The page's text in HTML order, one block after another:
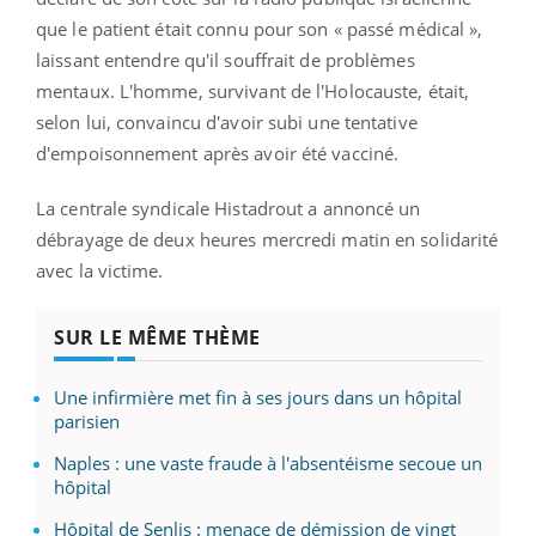
que le patient était connu pour son « passé médical »,
laissant entendre qu'il souffrait de problèmes
mentaux. L'homme, survivant de l'Holocauste, était,
selon lui, convaincu d'avoir subi une tentative
d'empoisonnement après avoir été vacciné.
La centrale syndicale Histadrout a annoncé un
débrayage de deux heures mercredi matin en solidarité
avec la victime.
SUR LE MÊME THÈME
Une infirmière met fin à ses jours dans un hôpital
parisien
Naples : une vaste fraude à l'absentéisme secoue un
hôpital
Hôpital de Senlis : menace de démission de vingt